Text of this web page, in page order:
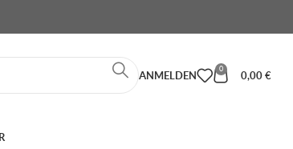
ANMELDEN
0
0,00 €